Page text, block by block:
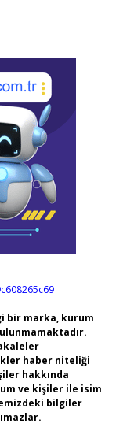
bir marka, kurum
haber niteliği
hakkında
ve kişiler ile isim
bilgiler